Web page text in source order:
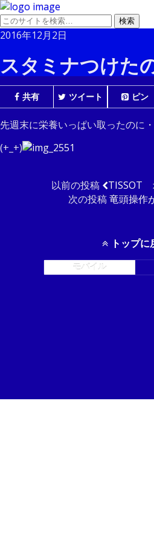
2016年12月2日
スタミナつけた
共有 ツイート ピン
先週末に栄養いっぱい取ったのに
(+_+)
以前の投稿
TISSOT
次の投稿竜頭操作
トップに
モバイル